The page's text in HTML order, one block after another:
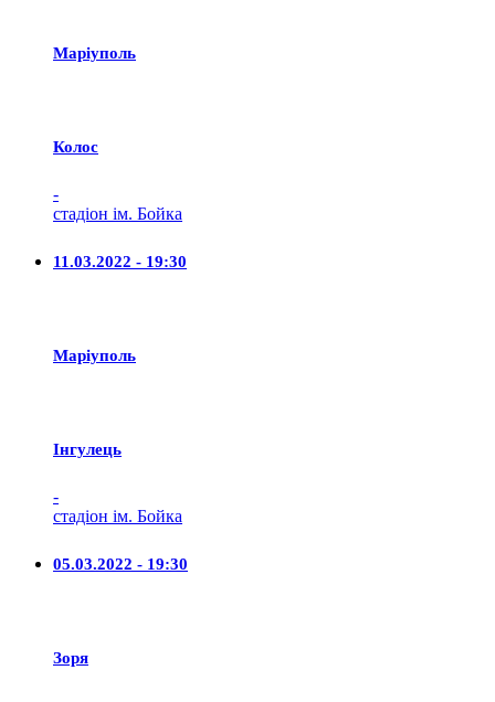
Маріуполь
Колос
-
стадіон ім. Бойка
11.03.2022 - 19:30
Маріуполь
Iнгулець
-
стадіон ім. Бойка
05.03.2022 - 19:30
Зоря